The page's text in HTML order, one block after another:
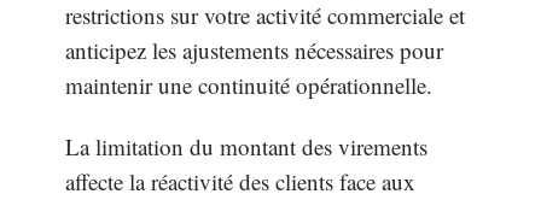
restrictions sur votre activité commerciale et
anticipez les ajustements nécessaires pour
maintenir une continuité opérationnelle.
La limitation du montant des virements
affecte la réactivité des clients face aux